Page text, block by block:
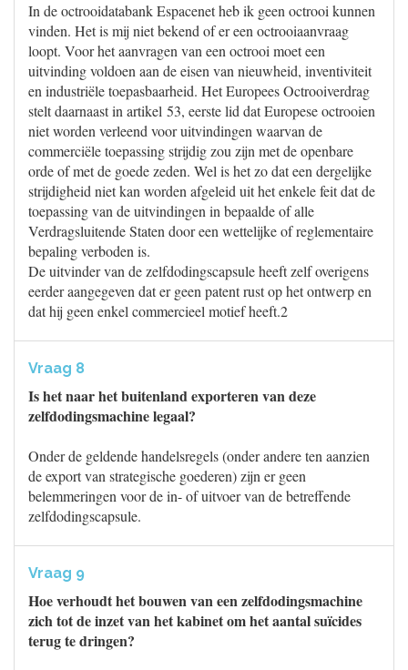
In de octrooidatabank Espacenet heb ik geen octrooi kunnen
vinden. Het is mij niet bekend of er een octrooiaanvraag
loopt. Voor het aanvragen van een octrooi moet een
uitvinding voldoen aan de eisen van nieuwheid, inventiviteit
en industriële toepasbaarheid. Het Europees Octrooiverdrag
stelt daarnaast in artikel 53, eerste lid dat Europese octrooien
niet worden verleend voor uitvindingen waarvan de
commerciële toepassing strijdig zou zijn met de openbare
orde of met de goede zeden. Wel is het zo dat een dergelijke
strijdigheid niet kan worden afgeleid uit het enkele feit dat de
toepassing van de uitvindingen in bepaalde of alle
Verdragsluitende Staten door een wettelijke of reglementaire
bepaling verboden is.
De uitvinder van de zelfdodingscapsule heeft zelf overigens
eerder aangegeven dat er geen patent rust op het ontwerp en
dat hij geen enkel commercieel motief heeft.2
Vraag 8
Is het naar het buitenland exporteren van deze
zelfdodingsmachine legaal?
Onder de geldende handelsregels (onder andere ten aanzien
de export van strategische goederen) zijn er geen
belemmeringen voor de in- of uitvoer van de betreffende
zelfdodingscapsule.
Vraag 9
Hoe verhoudt het bouwen van een zelfdodingsmachine
zich tot de inzet van het kabinet om het aantal suïcides
terug te dringen?